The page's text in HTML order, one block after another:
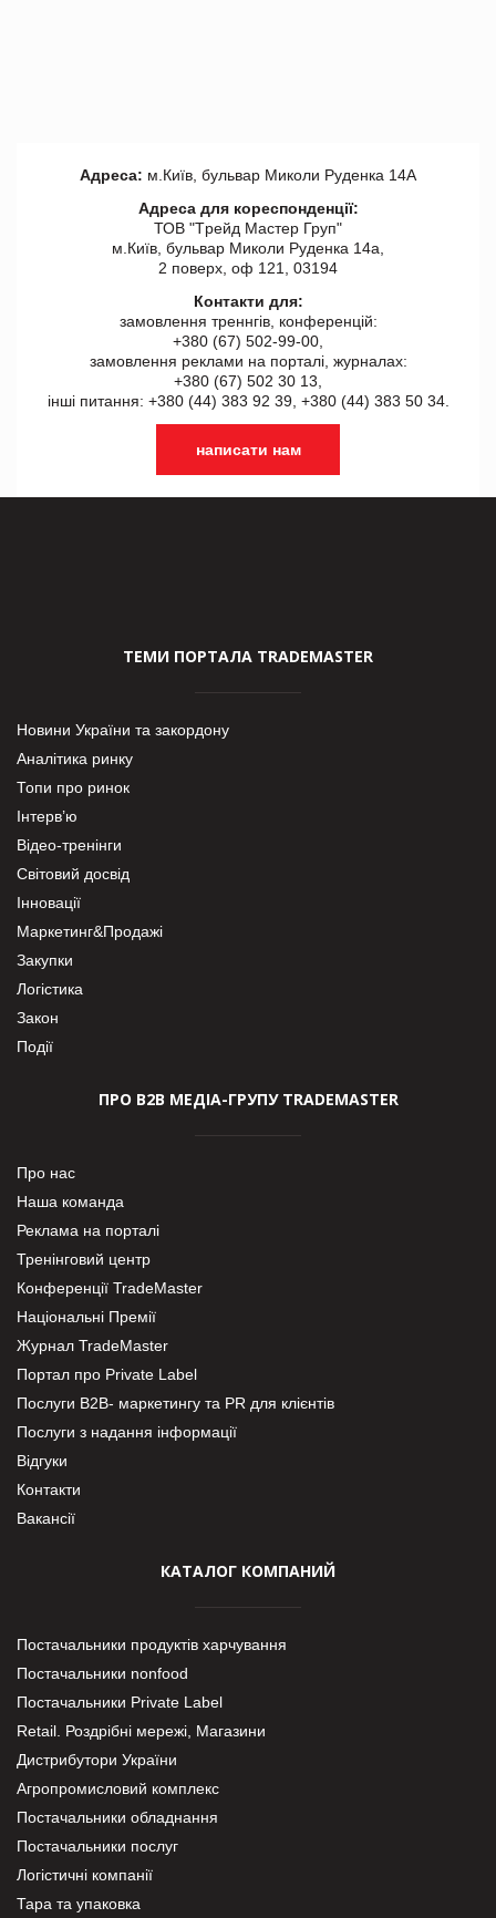
Адреса: м.Київ, бульвар Миколи Руденка 14А
Адреса для кореспонденції:
ТОВ "Tрейд Мастер Груп"
м.Київ, бульвар Миколи Руденка 14а,
2 поверх, оф 121, 03194
Контакти для:
замовлення треннгів, конференцій:
+380 (67) 502-99-00,
замовлення реклами на порталі, журналах:
+380 (67) 502 30 13,
інші питання: +380 (44) 383 92 39, +380 (44) 383 50 34.
написати нам
ТЕМИ ПОРТАЛА TRADEMASTER
Новини України та закордону
Аналітика ринку
Топи про ринок
Інтерв’ю
Відео-тренінги
Світовий досвід
Інновації
Маркетинг&Продажі
Закупки
Логістика
Закон
Події
ПРО В2В МЕДІА-ГРУПУ TRADEMASTER
Про нас
Наша команда
Реклама на порталі
Тренінговий центр
Конференції TradeMaster
Національні Премії
Журнал TradeMaster
Портал про Private Label
Послуги В2В- маркетингу та PR для клієнтів
Послуги з надання інформації
Відгуки
Контакти
Вакансії
КАТАЛОГ КОМПАНИЙ
Постачальники продуктів харчування
Постачальники nonfood
Постачальники Private Label
Retail. Роздрібні мережі, Магазини
Дистрибутори України
Агропромисловий комплекс
Постачальники обладнання
Постачальники послуг
Логістичні компанії
Тара та упаковка